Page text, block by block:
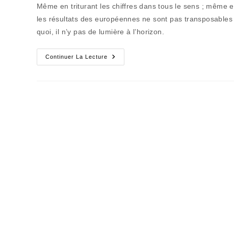
Même en triturant les chiffres dans tous le sens ; même
les résultats des européennes ne sont pas
quoi, il n’y pas de lumière à l’horizon.
Continuer La Lecture
La
Stratégie